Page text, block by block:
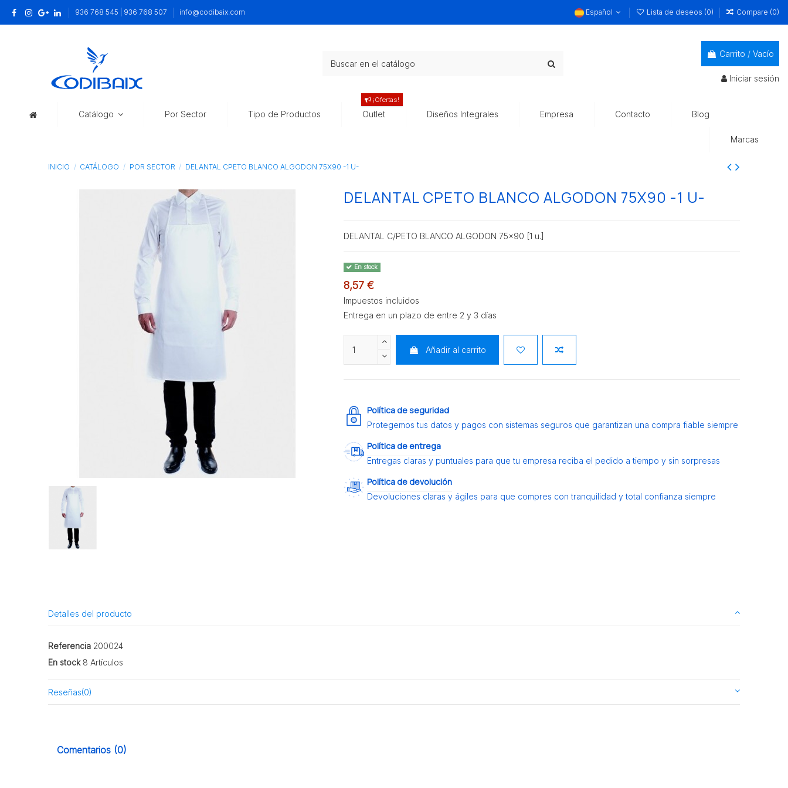
936 768 545 | 936 768 507 info@codibaix.com Español Lista de deseos (0) Compare (0)
Carrito / Vacío
Iniciar sesión
Catálogo Por Sector Tipo de Productos Outlet
¡Ofertas!
Diseños Integrales Empresa Contacto Blog
Marcas
INICIO CATÁLOGO POR SECTOR DELANTAL CPETO BLANCO ALGODON 75X90 -1 U-
DELANTAL CPETO BLANCO ALGODON 75X90 -1 U-
DELANTAL C/PETO BLANCO ALGODON 75x90 [1 u.]
En stock
8,57 €
Impuestos incluidos
Entrega en un plazo de entre 2 y 3 días
Añadir al carrito
Política de seguridad
Protegemos tus datos y pagos con sistemas seguros que garantizan una compra fiable siempre
Política de entrega
Entregas claras y puntuales para que tu empresa reciba el pedido a tiempo y sin sorpresas
Política de devolución
Devoluciones claras y ágiles para que compres con tranquilidad y total confianza siempre
Detalles del producto
Referencia 200024
En stock 8 Artículos
Reseñas(0)
Comentarios (0)